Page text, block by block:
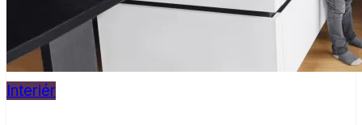
Interiér